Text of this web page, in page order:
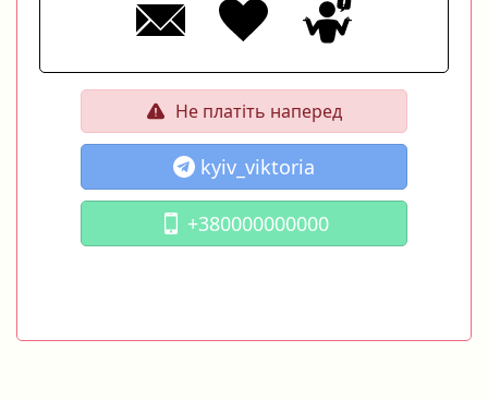
Не платіть наперед
kyiv_viktoria
+380000000000